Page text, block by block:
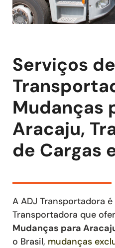
Serviços de
Mudanças
Aracaju,
de Cargas
A ADJ Transportadora
Transportadora que
Mudanças para
o Brasil, mudanças